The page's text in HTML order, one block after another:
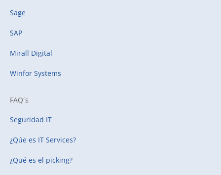
Sage
SAP
Mirall Digital
Winfor Systems
FAQ´s
Seguridad IT
¿Qúe es IT Services?
¿Qué es el picking?